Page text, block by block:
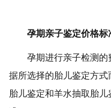
孕期亲子鉴定价格标
孕期进行亲子检测的
据所选择的胎儿鉴定方
胎儿鉴定和羊水抽取胎